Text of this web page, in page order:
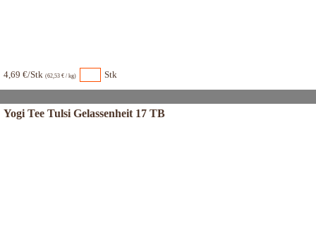
4,69 €/Stk (62,53 € / kg) Stk
Yogi Tee Tulsi Gelassenheit 17 TB